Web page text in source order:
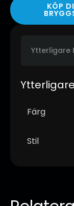
KÖP
Färg
Stil